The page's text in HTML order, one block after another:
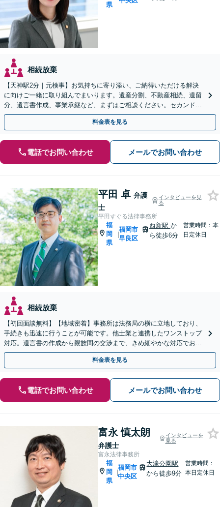
県
相続放棄
【天神駅2分｜元検事】お気持ちに寄り添い、ご納得いただける解決
に向けご一緒に取り組んでまいります。遺産分割、不動産相続、遺留
分、遺言書作成、事業承継など、まずはご相談ください。セカンドオ
ピニオン可【休日・夜間相談可｜出張相談＆WEB面談可】
料金表を見る
電話でお問い合わせ メールでお問い合わせ
平田 卓 弁護
士
インタビューを見
る
平田すぐる法律事務所
福
岡
県
|
福岡市
早良区
西新駅 か
ら徒歩6分
営業時間：本
日定休日
相続放棄
【初回面談無料】【地域密着】事務所は法務局の横に立地しており、
手続きも迅速に行うことが可能です。他士業と連携したワンストップ
対応。遺言書の作成から親族間の交渉まで、きめ細やかな対応でお手
伝いいたします。【メール24時間受付】
料金表を見る
電話でお問い合わせ メールでお問い合わせ
富永 慎太朗
弁護士
インタビューを
見る
富永法律事務所
福
岡
県
|
福岡市
中央区
大濠公園駅
から徒歩9分
営業時間：
本日定休日